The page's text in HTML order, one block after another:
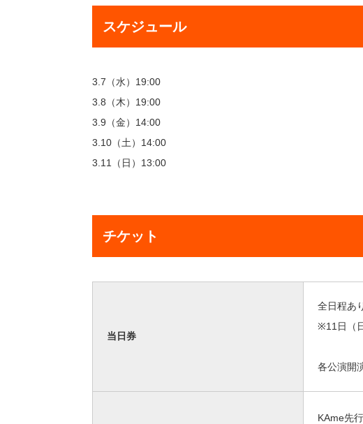
スケジュール
3.7（水）19:00
3.8（木）19:00
3.9（金）14:00
3.10（土）14:00
3.11（日）13:00
チケット
当日券
全日程あ
※11日（
各公演開
KAme先